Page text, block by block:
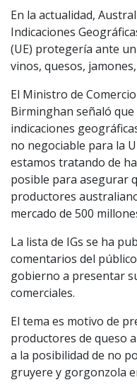
En la actualidad,
Indicaciones
(UE) protegería ante
vinos, quesos,
El Ministro de
Birminghan señaló que
indicaciones
no negociable para la
estamos tratando de
posible para asegurar
productores
mercado de 500
La lista de IGs se ha
comentarios del
gobierno a presentar
comerciales.
El tema es motivo de
productores de queso
a la posibilidad de no
gruyere y gorgonzola